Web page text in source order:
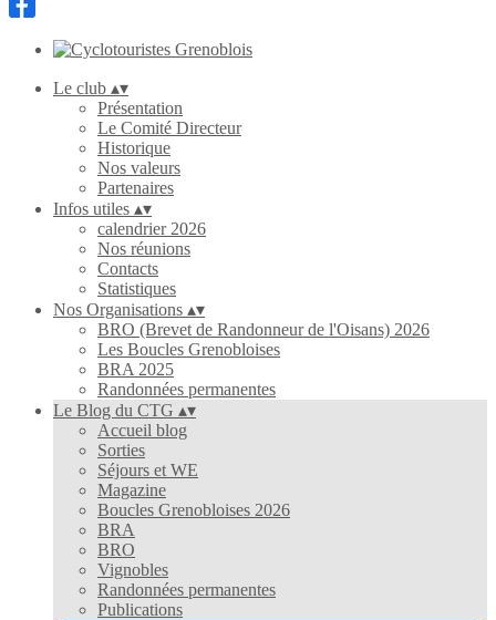
Le club ▴▾
Présentation
Le Comité Directeur
Historique
Nos valeurs
Partenaires
Infos utiles ▴▾
calendrier 2026
Nos réunions
Contacts
Statistiques
Nos Organisations ▴▾
BRO (Brevet de Randonneur de l'Oisans) 2026
Les Boucles Grenobloises
BRA 2025
Randonnées permanentes
Le Blog du CTG ▴▾
Accueil blog
Sorties
Séjours et WE
Magazine
Boucles Grenobloises 2026
BRA
BRO
Vignobles
Randonnées permanentes
Publications